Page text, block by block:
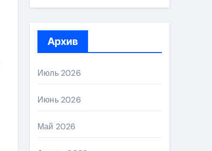
Архив
Июль 2026
Июнь 2026
Май 2026